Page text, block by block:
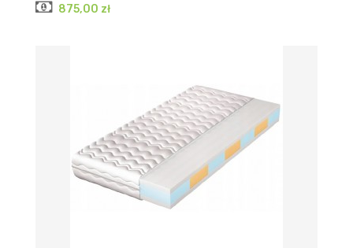
Cena
875,00 zł